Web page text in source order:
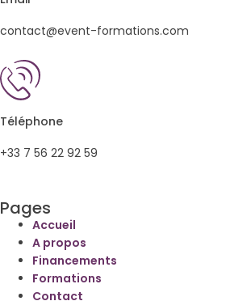
contact@event-formations.com
Téléphone
+33 7 56 22 92 59
Pages
Accueil
A propos
Financements
Formations
Contact